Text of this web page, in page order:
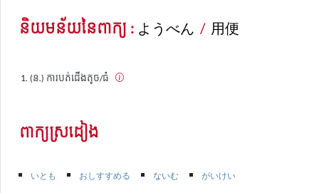
និយមន័យនៃពាក្យ :ようべん / 用便
(ន.) ការបត់ជើងតូច/ធំ
ពាក្យស្រដៀង
いとも おしすすめる ないむ
がいけい